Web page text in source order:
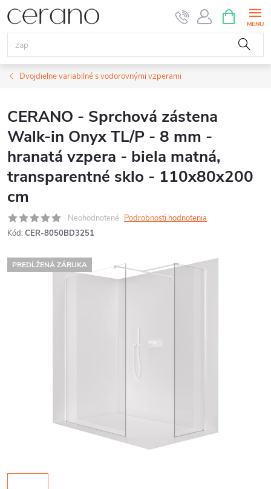
Prejsť
na
obsah
KOŠÍK
Dvojdielne variabilné s vodorovnými vzperami
CERANO - Sprchová zástena
Walk-in Onyx TL/P - 8 mm -
hranatá vzpera - biela matná,
transparentné sklo - 110x80x200
cm
Neohodnotené Podrobnosti hodnotenia
Kód: CER-8050BD3251
PREDĹŽENÁ ZÁRUKA